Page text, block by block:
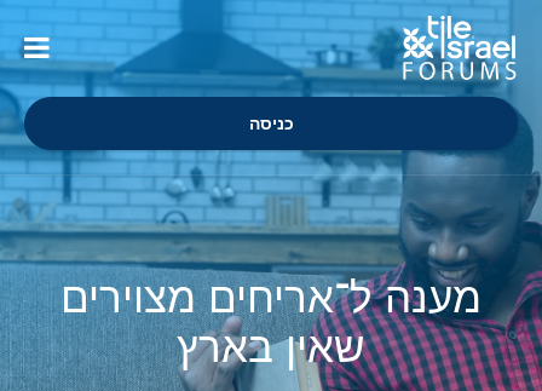
כניסה
מענה ל־אריחים מצוירים
שאין בארץ